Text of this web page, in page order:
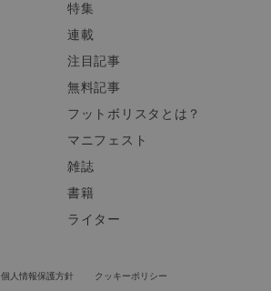
特集
連載
注目記事
無料記事
フットボリスタとは？
マニフェスト
雑誌
書籍
ライター
個人情報保護方針 クッキーポリシー